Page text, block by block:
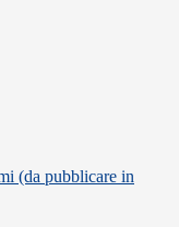
(da pubblicare in